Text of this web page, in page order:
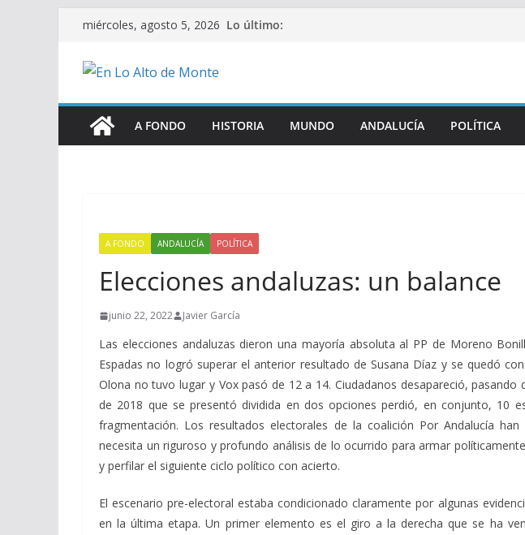
Saltar
contenido
miércoles, agosto 5, 2026 Lo último:
A FONDO HISTORIA MUNDO ANDALUCÍA POLÍTICA
A FONDO ANDALUCÍA POLÍTICA
Elecciones andaluzas: un balance
junio 22, 2022 Javier García
Las elecciones andaluzas dieron una mayoría absoluta al PP de Moreno
Espadas no logró superar el anterior resultado de Susana Díaz y se quedó
Olona no tuvo lugar y Vox pasó de 12 a 14. Ciudadanos desapareció, pasando
de 2018 que se presentó dividida en dos opciones perdió, en conjunto, 10
fragmentación. Los resultados electorales de la coalición Por Andalucía
necesita un riguroso y profundo análisis de lo ocurrido para armar
y perfilar el siguiente ciclo político con acierto.
El escenario pre-electoral estaba condicionado claramente por algunas
en la última etapa. Un primer elemento es el giro a la derecha que se ha